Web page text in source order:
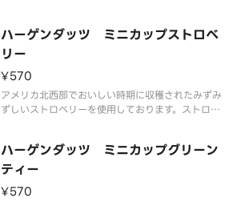
※品質に配慮して配送いたしますが、商品性質上溶
解の可
ハーゲンダッツ ミニカップストロベ
リー
¥570
アメリカ北西部でおいしい時期に収穫されたみずみ
ずしいストロベリーを使用しております。ストロベ
※品質に配慮して配送いたしますが、商品性質上溶
解の可能性もございます。ご了承の
ハーゲンダッツ ミニカップグリーン
ティー
¥570